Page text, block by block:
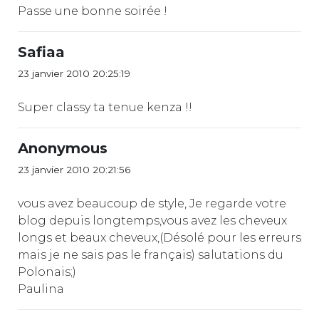
Passe une bonne soirée !
Safiaa
23 janvier 2010 20:25:19
Super classy ta tenue kenza !!
Anonymous
23 janvier 2010 20:21:56
vous avez beaucoup de style, Je regarde votre
blog depuis longtemps,vous avez les cheveux
longs et beaux cheveux,(Désolé pour les erreurs
mais je ne sais pas le français) salutations du
Polonais;)
Paulina